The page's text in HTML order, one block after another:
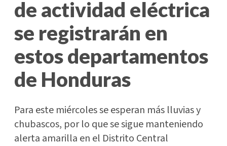
de actividad eléctrica
se registrarán en
estos departamentos
de Honduras
Para este miércoles se esperan más lluvias y
chubascos, por lo que se sigue manteniendo
alerta amarilla en el Distrito Central